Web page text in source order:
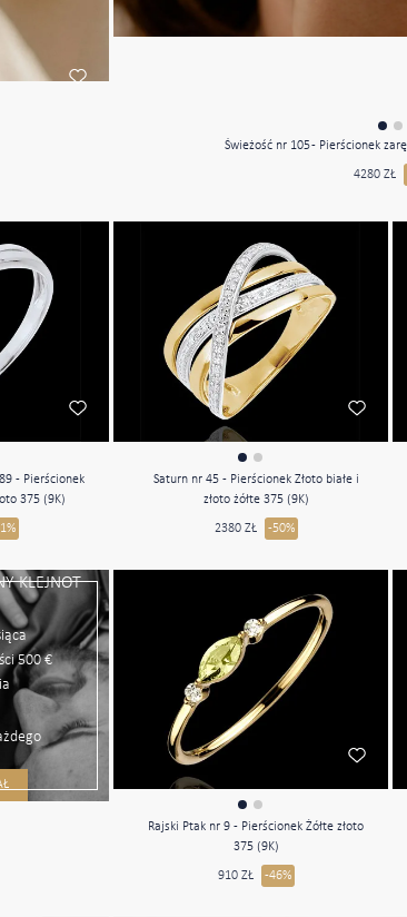
Świeżość nr 105 - Pierścionek
4280 ZŁ
- Pierścionek
375 (9K)
Saturn nr 45 - Pierścionek Złoto białe i
złoto żółte 375 (9K)
2380 ZŁ -50%
KLEJNOT
500 €
Rajski Ptak nr 9 - Pierścionek Żółte złoto
375 (9K)
910 ZŁ -46%